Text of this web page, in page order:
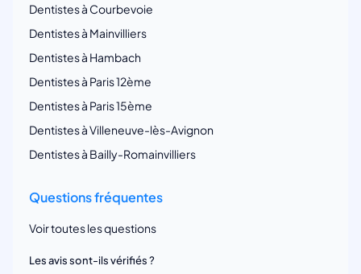
Dentistes à Courbevoie
Dentistes à Mainvilliers
Dentistes à Hambach
Dentistes à Paris 12ème
Dentistes à Paris 15ème
Dentistes à Villeneuve-lès-Avignon
Dentistes à Bailly-Romainvilliers
Questions fréquentes
Voir toutes les questions
Les avis sont-ils vérifiés ?